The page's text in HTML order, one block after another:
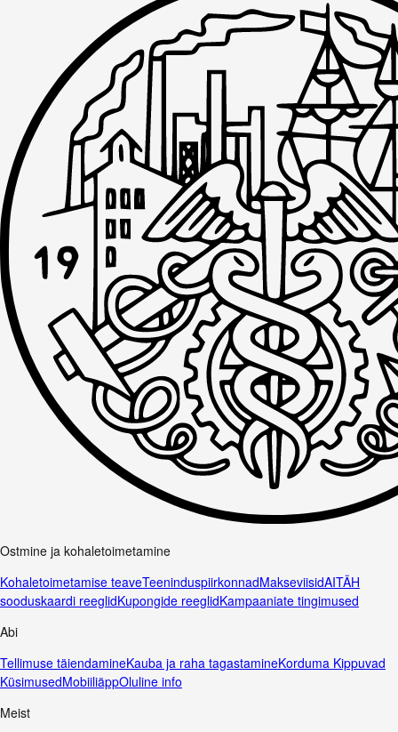
Ostmine ja kohaletoimetamine
Kohaletoimetamise teaveTeeninduspiirkonnadMakseviisidAITÄH
sooduskaardi reeglidKupongide reeglidKampaaniate tingimused
Abi
Tellimuse täiendamineKauba ja raha tagastamineKorduma Kippuvad
KüsimusedMobiiliäppOluline info
Meist